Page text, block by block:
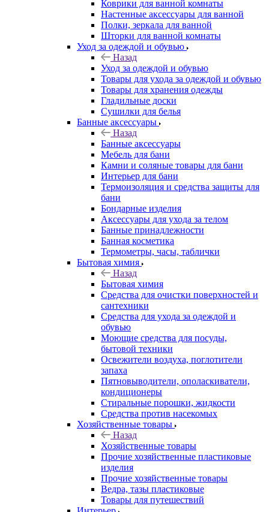
Коврики для ванной комнаты
Настенные аксессуары для ванной
Полки, зеркала для ванной
Шторки для ванной комнаты
Уход за одеждой и обувью
Назад
Уход за одеждой и обувью
Товары для ухода за одеждой и обувью
Товары для хранения одежды
Гладильные доски
Сушилки для белья
Банные аксессуары
Назад
Банные аксессуары
Мебель для бани
Камни и соляные товары для бани
Интерьер для бани
Термоизоляция и средства защиты для
бани
Бондарные изделия
Аксеcсуары для ухода за телом
Банные принадлежности
Банная косметика
Термометры, часы, таблички
Бытовая химия
Назад
Бытовая химия
Средства для очистки поверхностей и
сантехники
Средства для ухода за одеждой и
обувью
Моющие средства для посуды,
бытовой техники
Освежители воздуха, поглотители
запаха
Пятновыводители, ополаскиватели,
кондиционеры
Стиральные порошки, жидкости
Средства против насекомых
Хозяйственные товары
Назад
Хозяйственные товары
Прочие хозяйственные пластиковые
изделия
Прочие хозяйственные товары
Ведра, тазы пластиковые
Товары для путешествий